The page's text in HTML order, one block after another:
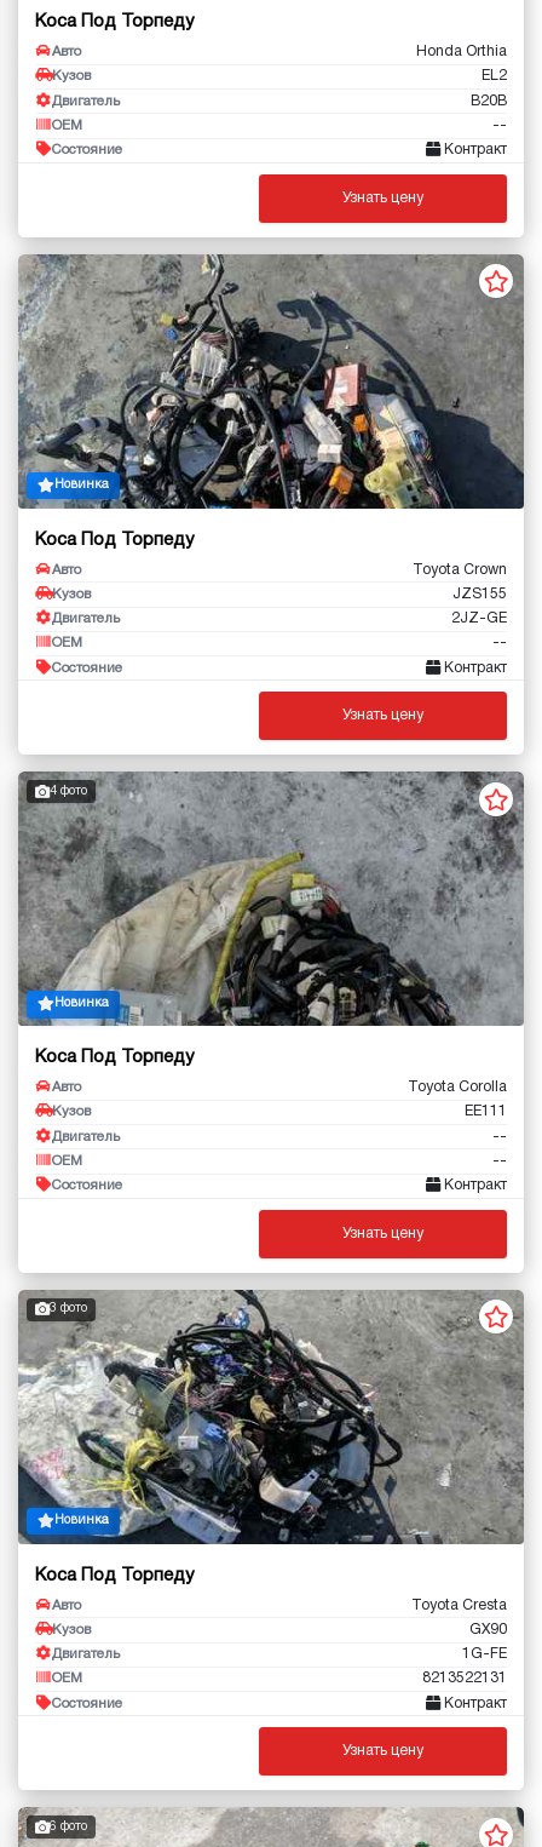
Коса Под Торпеду
Авто Honda Orthia
Кузов EL2
Двигатель B20B
OEM --
Состояние Контракт
Узнать цену
Новинка
Коса Под Торпеду
Авто Toyota Crown
Кузов JZS155
Двигатель 2JZ-GE
OEM --
Состояние Контракт
Узнать цену
4 фото
Новинка
Коса Под Торпеду
Авто Toyota Corolla
Кузов EE111
Двигатель --
OEM --
Состояние Контракт
Узнать цену
3 фото
Новинка
Коса Под Торпеду
Авто Toyota Cresta
Кузов GX90
Двигатель 1G-FE
OEM 8213522131
Состояние Контракт
Узнать цену
6 фото